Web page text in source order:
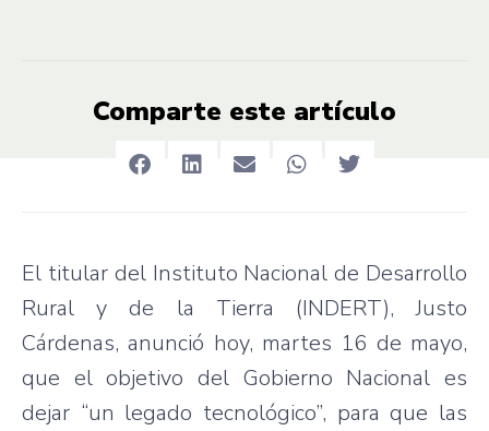
Comparte este artículo
El titular del Instituto Nacional de Desarrollo
Rural y de la Tierra (INDERT), Justo
Cárdenas, anunció hoy, martes 16 de mayo,
que el objetivo del Gobierno Nacional es
dejar “un legado tecnológico”, para que las